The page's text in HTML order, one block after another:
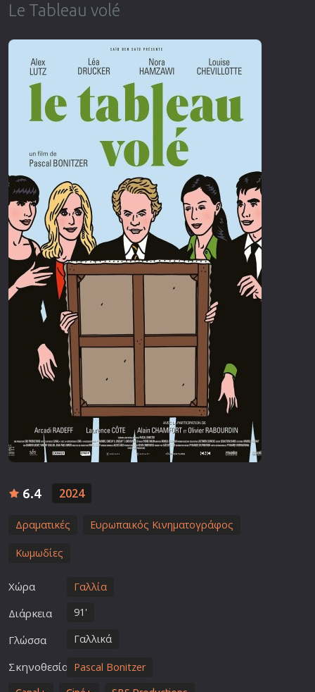
Le Tableau volé
6.4 2024
Δραματικές Ευρωπαικός Κινηματογράφος
Κωμωδίες
Χώρα Γαλλία
Διάρκεια 91'
Γλώσσα Γαλλικά
Σκηνοθεσία Pascal Bonitzer